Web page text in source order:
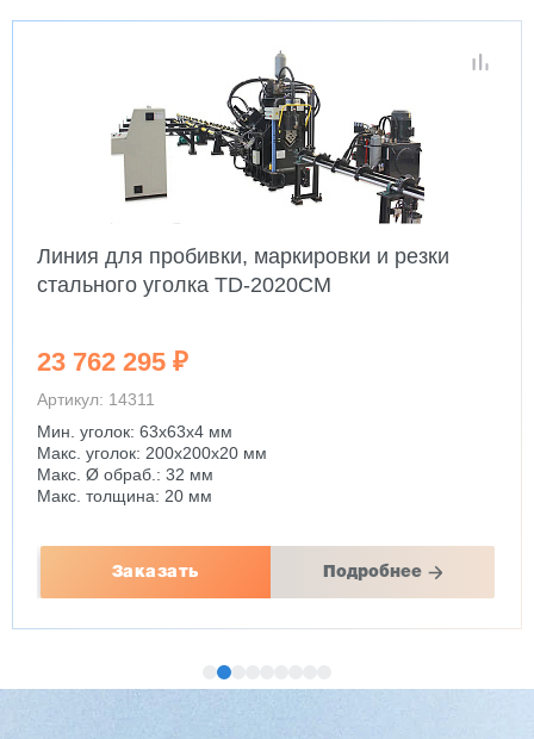
Линия для пробивки, маркировки и резки
стального уголка TD-2020CM
23 762 295 ₽
Артикул: 14311
Мин. уголок: 63x63x4 мм
Макс. уголок: 200x200x20 мм
Макс. Ø обраб.: 32 мм
Макс. толщина: 20 мм
Заказать Подробнее